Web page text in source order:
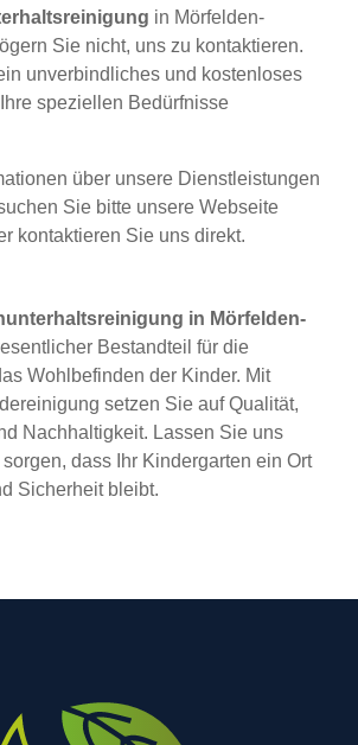
in Mörfelden-
Sie nicht, uns zu kontaktieren.
unverbindliches und kostenloses
speziellen Bedürfnisse
über unsere Dienstleistungen
Sie bitte unsere Webseite
kontaktieren Sie uns direkt.
in Mörfelden-
Bestandteil für die
Wohlbefinden der Kinder. Mit
setzen Sie auf Qualität,
Nachhaltigkeit. Lassen Sie uns
dass Ihr Kindergarten ein Ort
Sicherheit bleibt.